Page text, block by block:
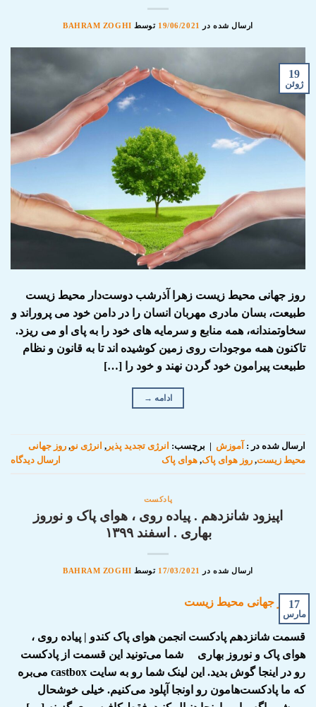
ارسال شده در 19/06/2021 توسط BAHRAM ZOGHI
19
ژوئن
روز جهانی محیط زیست زهرا آذرشب دوست‌دار محیط زیست
طبیعت، بسان مادری مهربان انسان را در دامن خود می پروراند و
سخاوتمندانه، همه منابع و سرمایه های خود را به پای او می ریزد.
تاکنون همه موجودات روی زمین کوشیده اند تا به قانون و نظام
طبیعت پیرامون خود گردن نهند و خود را […]
ادامه →
ارسال شده در : آموزش برچسب: انرژی تجدید پذیر , انرژی نو, روز جهانی
محیط زیست, روز هوای پاک, هوای پاک ارسال دیدگاه
پادکست
اپیزود شانزدهم . پیاده روی ، هوای پاک و نوروز
بهاری . اسفند ۱۳۹۹
ارسال شده در 17/03/2021 توسط BAHRAM ZOGHI
17
مارس
قسمت شانزدهم پادکست انجمن هوای پاک کندو | پیاده روی ،
هوای پاک و نوروز بهاری شما می‌تونید این قسمت از پادکست
رو در اینجا گوش بدید. این لینک شما رو به سایت castbox می‌بره
که ما پادکست‌هامون رو اونجا آپلود می‌کنیم. خیلی خوشحال